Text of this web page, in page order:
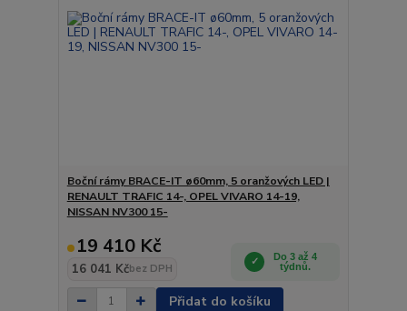
Boční rámy BRACE-IT ø60mm, 5 oranžových LED |
RENAULT TRAFIC 14-, OPEL VIVARO 14-19,
NISSAN NV300 15-
19 410 Kč
16 041 Kčbez DPH
Do 3 až 4
týdnů.
Přidat do košíku